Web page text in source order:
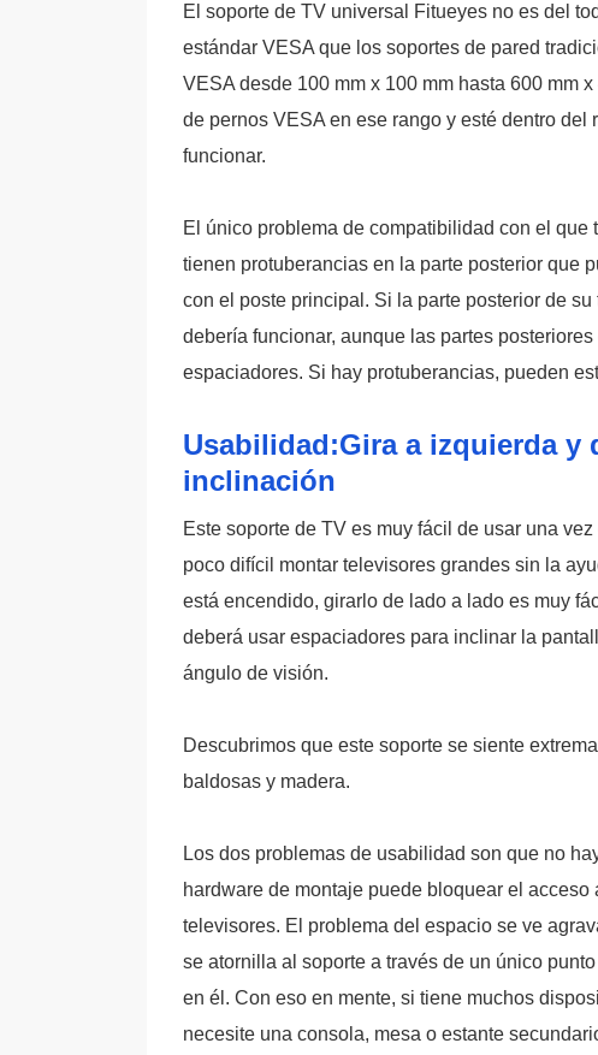
El soporte de TV universal Fitueyes no es del
estándar VESA que los soportes de pared
VESA desde 100 mm x 100 mm hasta 600 mm
de pernos VESA en ese rango y esté dentro
funcionar.
El único problema de compatibilidad con el
tienen protuberancias en la parte posterior que
con el poste principal. Si la parte posterior de
debería funcionar, aunque las partes
espaciadores. Si hay protuberancias, pueden
Usabilidad:Gira a izquierda y
inclinación
Este soporte de TV es muy fácil de usar una
poco difícil montar televisores grandes sin la
está encendido, girarlo de lado a lado es muy
deberá usar espaciadores para inclinar la
ángulo de visión.
Descubrimos que este soporte se siente
baldosas y madera.
Los dos problemas de usabilidad son que no
hardware de montaje puede bloquear el
televisores. El problema del espacio se ve
se atornilla al soporte a través de un único
en él. Con eso en mente, si tiene muchos
necesite una consola, mesa o estante